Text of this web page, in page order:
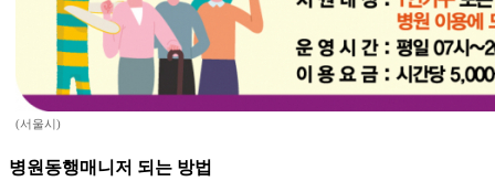
(서울시)
병원동행매니저 되는 방법